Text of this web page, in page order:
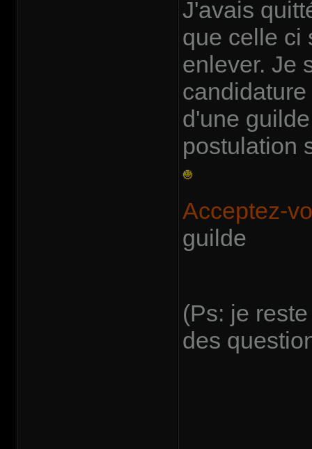
J'avais
que celle ci
enlever. Je
candidature
d'une
postulation
Acceptez-
guilde
(Ps: je
des